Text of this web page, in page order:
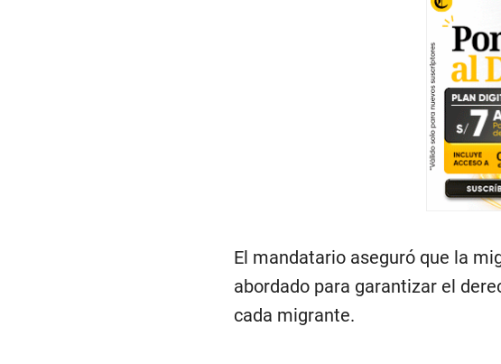
El mandatario aseguró que la
abordado para garantizar el
cada migrante.